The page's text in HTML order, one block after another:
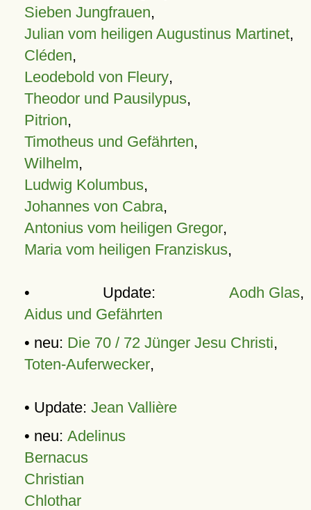
Sieben Jungfrauen,
Julian vom heiligen Augustinus Martinet,
Cléden,
Leodebold von Fleury,
Theodor und Pausilypus,
Pitrion,
Timotheus und Gefährten,
Wilhelm,
Ludwig Kolumbus,
Johannes von Cabra,
Antonius vom heiligen Gregor,
Maria vom heiligen Franziskus,
• Update: Aodh Glas,
Aidus und Gefährten
• neu: Die 70 / 72 Jünger Jesu Christi,
Toten-Auferwecker,
• Update: Jean Vallière
• neu: Adelinus
Bernacus
Christian
Chlothar